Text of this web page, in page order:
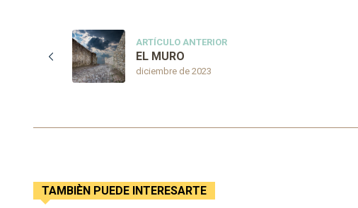
ARTÍCULO ANTERIOR
diciembre de 2023
EL MURO
TAMBIÈN PUEDE INTERESARTE